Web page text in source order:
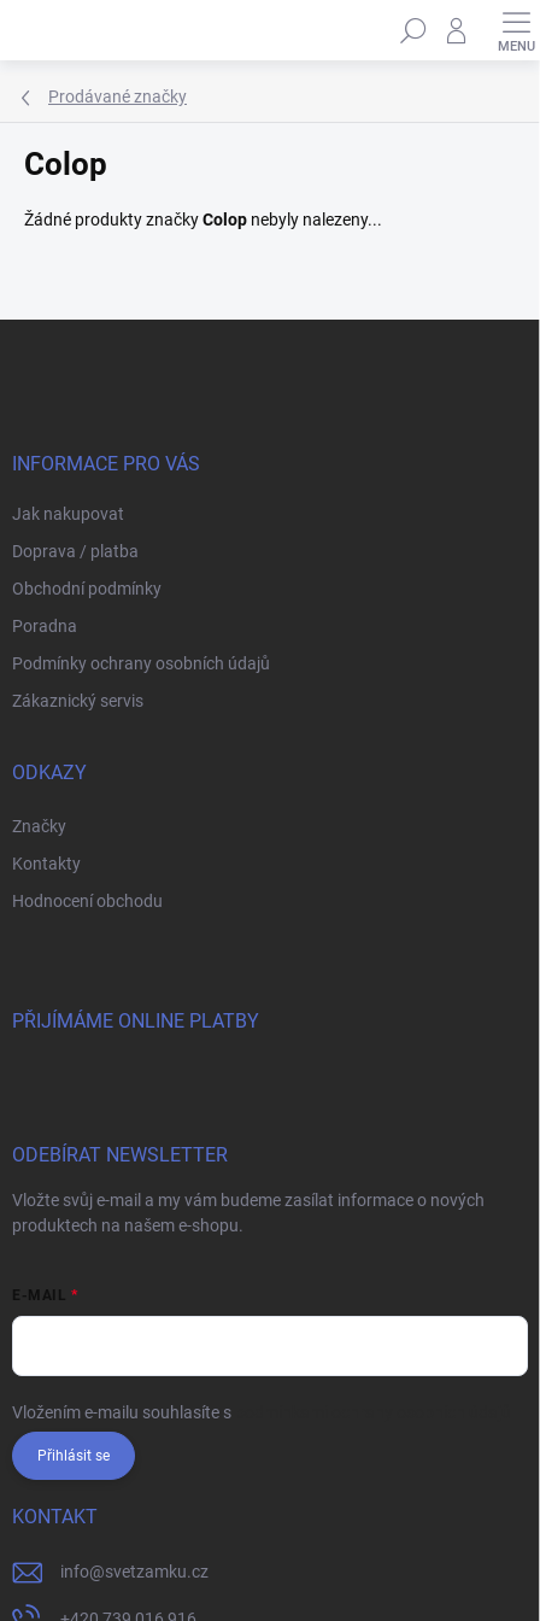
Hledat
Prodávané značky
Colop
Žádné produkty značkyColop nebyly nalezeny...
INFORMACE PRO VÁS
Jak nakupovat
Doprava / platba
Obchodní podmínky
Poradna
Podmínky ochrany osobních údajů
Zákaznický servis
ODKAZY
Značky
Kontakty
Hodnocení obchodu
PŘIJÍMÁME ONLINE PLATBY
ODEBÍRAT NEWSLETTER
Vložte svůj e-mail a my vám budeme zasílat informace o nových
produktech na našem e-shopu.
E-MAIL
Vložením e-mailu souhlasíte s
Přihlásit se
KONTAKT
info@svetzamku.cz